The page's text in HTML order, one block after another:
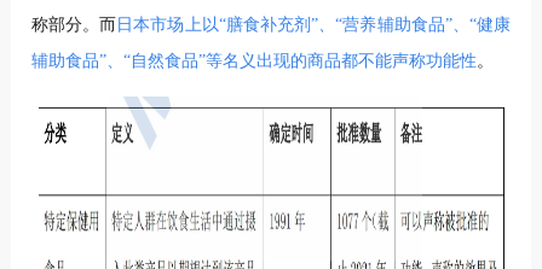
称部分。而 日本市场上以“膳食补充剂”、“营养辅助食品”、“健康
辅助食品”、“自然食品”等名义出现的商品都不能声称功能性。